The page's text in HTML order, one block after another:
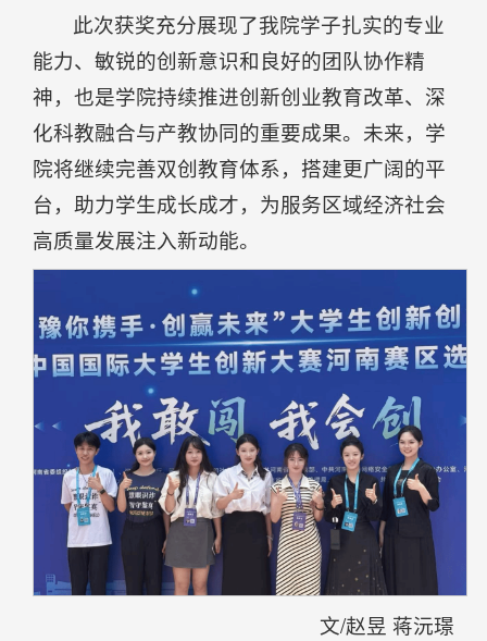
此次获奖充分展现了我院学子扎实的专业
能力、敏锐的创新意识和良好的团队协作精
神，也是学院持续推进创新创业教育改革、深
化科教融合与产教协同的重要成果。未来，学
院将继续完善双创教育体系，搭建更广阔的平
台，助力学生成长成才，为服务区域经济社会
高质量发展注入新动能。
文/赵昱 蒋沅璟